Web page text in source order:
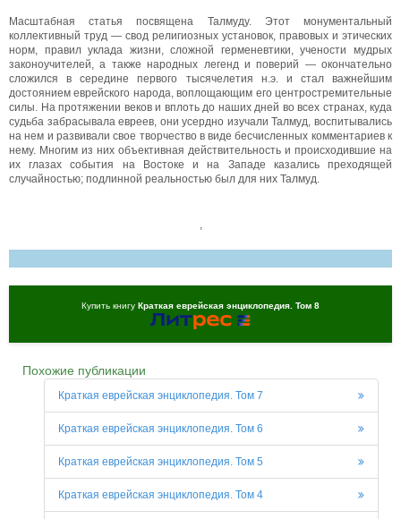
Масштабная статья посвящена Талмуду. Этот монументальный
коллективный труд — свод религиозных установок, правовых и этических
норм, правил уклада жизни, сложной герменевтики, учености мудрых
законоучителей, а также народных легенд и поверий — окончательно
сложился в середине первого тысячелетия н.э. и стал важнейшим
достоянием еврейского народа, воплощающим его центростремительные
силы. На протяжении веков и вплоть до наших дней во всех странах, куда
судьба забрасывала евреев, они усердно изучали Талмуд, воспитывались
на нем и развивали свое творчество в виде бесчисленных комментариев к
нему. Многим из них объективная действительность и происходившие на
их глазах события на Востоке и на Западе казались преходящей
случайностью; подлинной реальностью был для них Талмуд.
,
Купить книгу Краткая еврейская энциклопедия. Том 8
Похожие публикации
Краткая еврейская энциклопедия. Том 7
Краткая еврейская энциклопедия. Том 6
Краткая еврейская энциклопедия. Том 5
Краткая еврейская энциклопедия. Том 4